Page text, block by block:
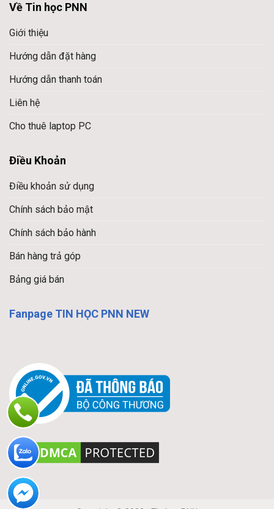
Về Tin học PNN
Giới thiệu
Hướng dẫn đặt hàng
Hướng dẫn thanh toán
Liên hệ
Cho thuê laptop PC
Điều Khoản
Điều khoản sử dụng
Chính sách bảo mật
Chính sách bảo hành
Bán hàng trả góp
Bảng giá bán
Fanpage TIN HỌC PNN NEW